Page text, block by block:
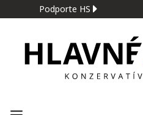
Podporte HS